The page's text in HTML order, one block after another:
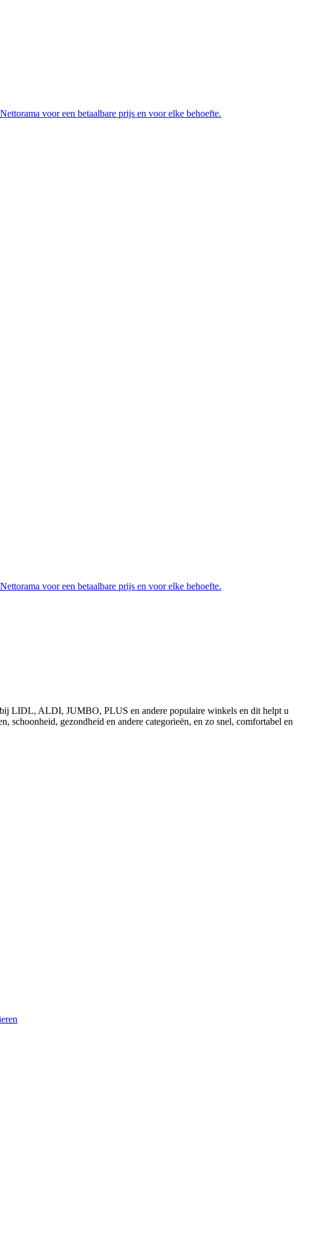
voor een betaalbare prijs en voor elke behoefte.
voor een betaalbare prijs en voor elke behoefte.
LIDL, ALDI, JUMBO, PLUS en andere populaire winkels en dit helpt u
gezondheid en andere categorieën, en zo snel, comfortabel en